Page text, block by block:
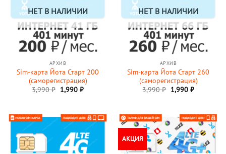
НЕТ В НАЛИЧИИ
АРХИВ
Sim-карта Йота Старт 200
(саморегистрация)
3,990₽ Первоначальная
цена
1,990 ₽Текущая
НЕТ В НАЛИЧИИ
АРХИВ
Sim-карта Йота Старт 260
(саморегистрация)
3,990₽ Первоначальная
цена
1,990 ₽Текущая
АКЦИЯ